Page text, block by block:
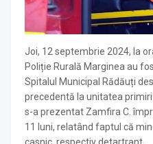
Joi, 12 septembrie 2024, la
Poliție Rurală Marginea au
Spitalul Municipal Rădăuți
precedentă la unitatea
s-a prezentat Zamfira C.
11 luni, relatând faptul că